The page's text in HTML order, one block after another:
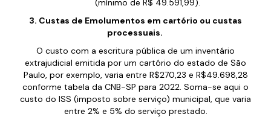
(mínimo de R$ 49.591,99).
3. Custas de Emolumentos em cartório ou custas
processuais.
O custo com a escritura pública de um inventário
extrajudicial emitida por um cartório do estado de São
Paulo, por exemplo, varia entre R$270,23 e R$49.698,28
conforme tabela da CNB-SP para 2022. Soma-se aqui o
custo do ISS (imposto sobre serviço) municipal, que varia
entre 2% e 5% do serviço prestado.